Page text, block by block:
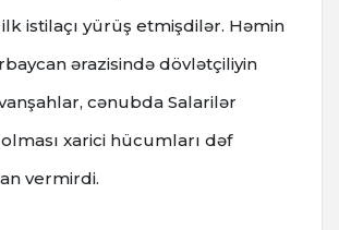
istilaçı yürüş etmişdilər. Həmin
ərazisində dövlətçiliyin
cənubda Salarilər
xarici hücumları dəf
vermirdi.